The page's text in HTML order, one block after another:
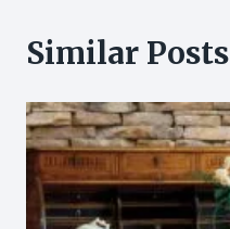
Similar Posts